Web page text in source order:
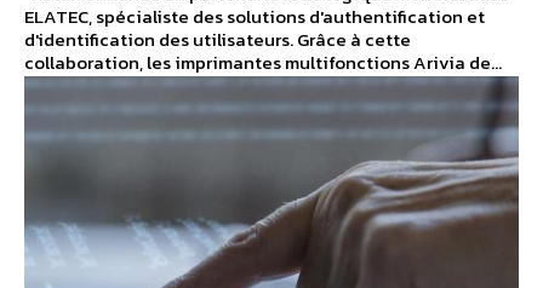
ELATEC, spécialiste des solutions d'authentification et
d'identification des utilisateurs. Grâce à cette
collaboration, les imprimantes multifonctions Arivia de...